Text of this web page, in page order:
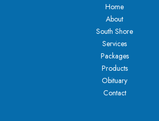
Home
About
South Shore
Services
Packages
Products
Obituary
Contact